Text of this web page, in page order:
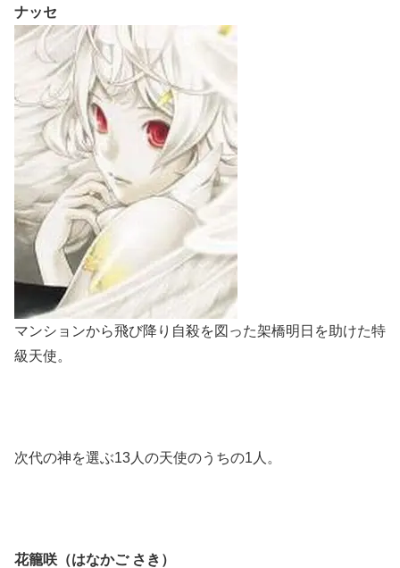
ナッセ
マンションから飛び降り自殺を図った架橋明日を助けた特
級天使。
次代の神を選ぶ13人の天使のうちの1人。
花籠咲（はなかご さき）